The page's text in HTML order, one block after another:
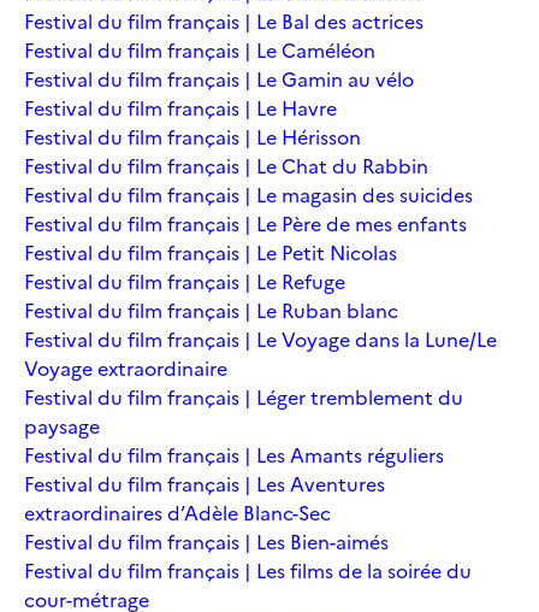
Festival du film français | Le Bal des actrices
Festival du film français | Le Caméléon
Festival du film français | Le Gamin au vélo
Festival du film français | Le Havre
Festival du film français | Le Hérisson
Festival du film français | Le Chat du Rabbin
Festival du film français | Le magasin des suicides
Festival du film français | Le Père de mes enfants
Festival du film français | Le Petit Nicolas
Festival du film français | Le Refuge
Festival du film français | Le Ruban blanc
Festival du film français | Le Voyage dans la Lune/Le
Voyage extraordinaire
Festival du film français | Léger tremblement du
paysage
Festival du film français | Les Amants réguliers
Festival du film français | Les Aventures
extraordinaires d’Adèle Blanc-Sec
Festival du film français | Les Bien-aimés
Festival du film français | Les films de la soirée du
cour-métrage